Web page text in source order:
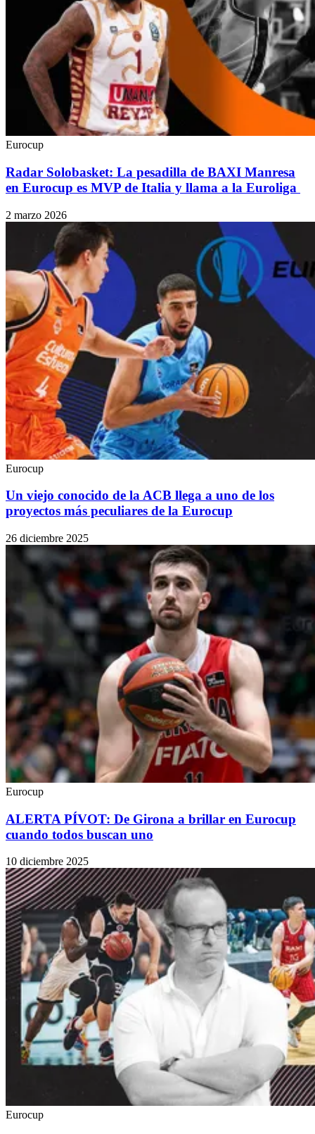
Eurocup
Radar Solobasket: La pesadilla de BAXI Manresa
en Eurocup es MVP de Italia y llama a la Euroliga
2 marzo 2026
Eurocup
Un viejo conocido de la ACB llega a uno de los
proyectos más peculiares de la Eurocup
26 diciembre 2025
Eurocup
ALERTA PÍVOT: De Girona a brillar en Eurocup
cuando todos buscan uno
10 diciembre 2025
Eurocup